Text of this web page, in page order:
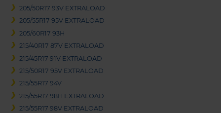
205/50R17 93V EXTRALOAD
205/55R17 95V EXTRALOAD
205/60R17 93H
215/40R17 87V EXTRALOAD
215/45R17 91V EXTRALOAD
215/50R17 95V EXTRALOAD
215/55R17 94V
215/55R17 98H EXTRALOAD
215/55R17 98V EXTRALOAD